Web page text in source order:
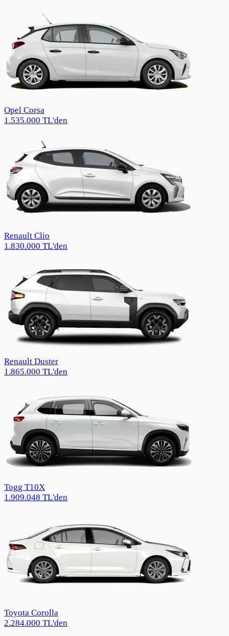
Opel Corsa
1.535.000 TL'den
Renault Clio
1.830.000 TL'den
Renault Duster
1.865.000 TL'den
Togg T10X
1.909.048 TL'den
Toyota Corolla
2.284.000 TL'den